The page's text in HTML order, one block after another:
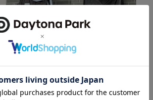
KiU
SPE x KIU DRAWSTRING B
ACKPACK
HT PONCHO